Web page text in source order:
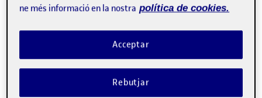
La biografía como Historia
Publicat per
Úrsula Bischofberger Valdes
Data de publicació9 desembre, 2024 9:43 pm
comentariel La biografía como Historia
Bischofberger U (2024) Borrador de diagrama sobre la biografía
como Historia humana (Dibujo en A3 con lápices, rotuladores y
ceras.) Yo te quiero, pero la única «realidad radical» que conozco
desde mi conciencia soy yo misma, decía más o menos
ne més informació en la nostra política de cookies.
Rebutjar
Acceptar